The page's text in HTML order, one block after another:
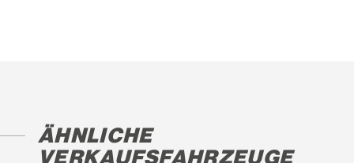
ÄHNLICHE
VERKAUFSFAHRZEUGE